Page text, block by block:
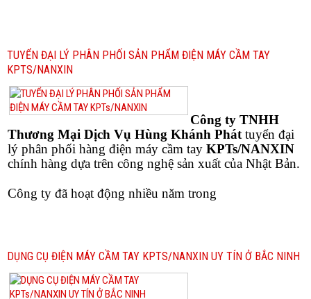
TUYỂN ĐẠI LÝ PHÂN PHỐI SẢN PHẨM ĐIỆN MÁY CẦM TAY
KPTS/NANXIN
Công ty TNHH
Thương Mại Dịch Vụ Hùng Khánh Pháttuyển đại
lý phân phối hàng điện máy cầm tay KPTs/NANXIN
chính hàng dựa trên công nghệ sản xuất của Nhật Bản.
Công ty đã hoạt động nhiều năm trong
DỤNG CỤ ĐIỆN MÁY CẦM TAY KPTS/NANXIN UY TÍN Ở BẮC NINH